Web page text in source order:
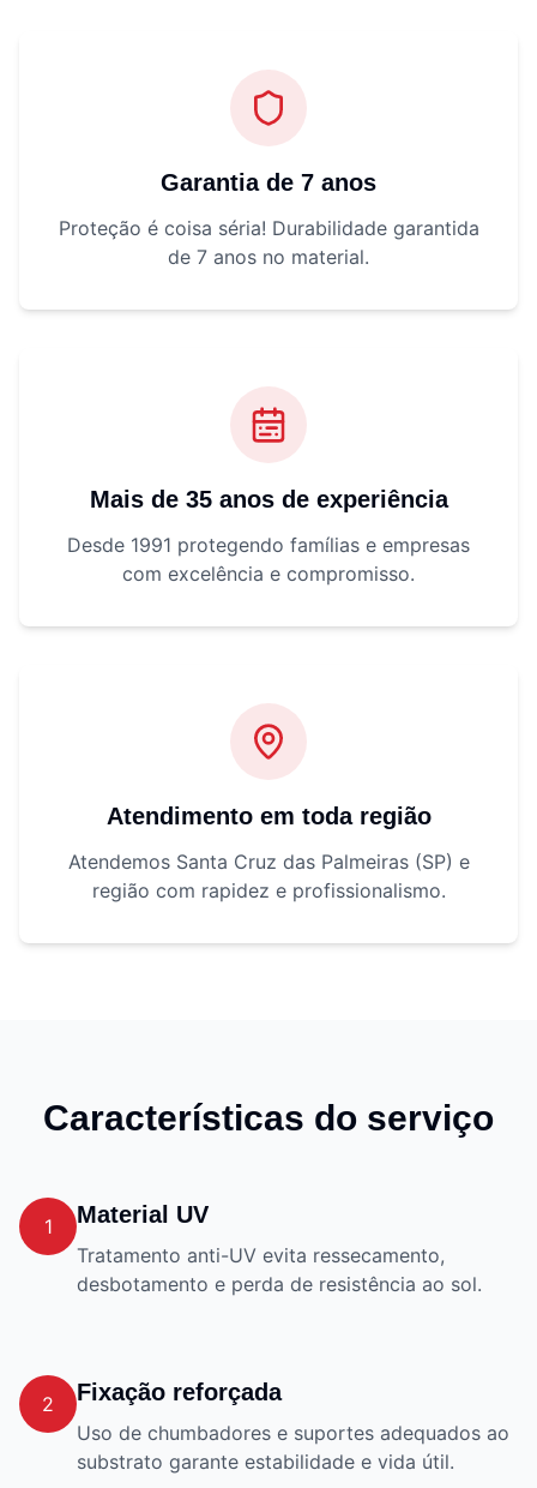
Garantia de 7 anos
Proteção é coisa séria! Durabilidade garantida
de 7 anos no material.
Mais de 35 anos de experiência
Desde 1991 protegendo famílias e empresas
com excelência e compromisso.
Atendimento em toda região
Atendemos Santa Cruz das Palmeiras (SP) e
região com rapidez e profissionalismo.
Características do serviço
1 Material UV
Tratamento anti-UV evita ressecamento,
desbotamento e perda de resistência ao sol.
2 Fixação reforçada
Uso de chumbadores e suportes adequados ao
substrato garante estabilidade e vida útil.